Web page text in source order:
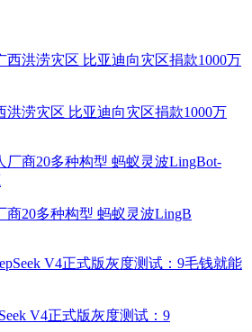
洪涝灾区 比亚迪向灾区捐款1000万
商20多种构型 蚂蚁灵波LingB
V4正式版灰度测试：9